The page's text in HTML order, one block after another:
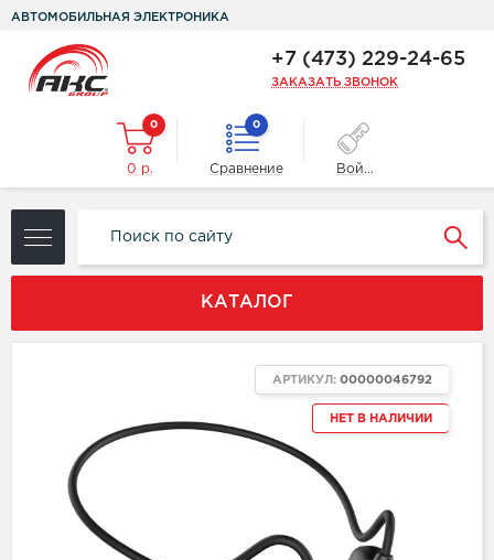
АВТОМОБИЛЬНАЯ ЭЛЕКТРОНИКА
+7 (473) 229-24-65
ЗАКАЗАТЬ ЗВОНОК
0
0 р.
0
Сравнение Войти
КАТАЛОГ
НЕТ В НАЛИЧИИ
АРТИКУЛ: 00000046792